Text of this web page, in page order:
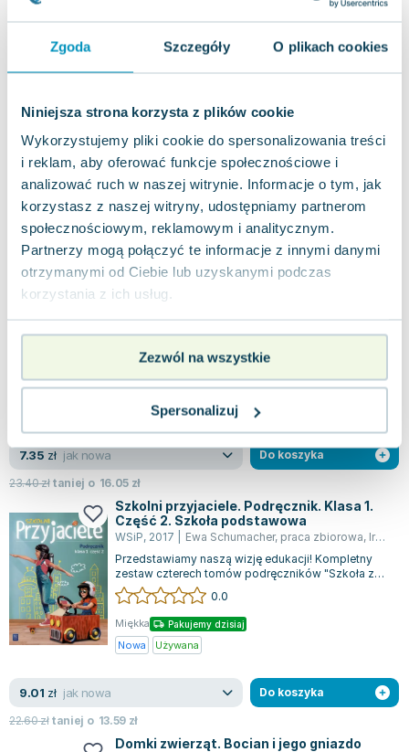
Zgoda Szczegóły O plikach cookies
Niniejsza strona korzysta z plików cookie
Wykorzystujemy pliki cookie do spersonalizowania treści
i reklam, aby oferować funkcje społecznościowe i
analizować ruch w naszej witrynie. Informacje o tym, jak
korzystasz z naszej witryny, udostępniamy partnerom
społecznościowym, reklamowym i analitycznym.
Partnerzy mogą połączyć te informacje z innymi danymi
otrzymanymi od Ciebie lub uzyskanymi podczas
korzystania z ich usług.
Zezwól na wszystkie
Spersonalizuj
23.40zł
Część 2. Szkoła podstawowa
zagadnieniach z edukacji polonistycznej, spo...
0.0
Miękka Pakujemy dzisiaj
Nowa Używana Wyprzedaż
zł
25.90złtaniej o17.90 zł
Do koszyka
Szkolni przyjaciele. Karty ćwiczeń. Klasa 3.
Część 3. Szkoła podstawowa
WSiP ,2019
W kartach ćwiczeń zgromadzono szeroki wachlarz
zadań, które pomagają rozwijać umiejętności
językowe i poznawcze uczniów. Znajdziem...
0.0
Miękka Pakujemy dzisiaj
Używana Wyprzedaż
7.35 zł jak nowa
23.40złtaniej o 16.05 zł
Do koszyka
Szkolni przyjaciele. Podręcznik. Klasa 1.
Część 2. Szkoła podstawowa
WSiP, 2017 Ewa Schumacher, praca zbiorowa, Irena Zarzycka
Przedstawiamy naszą wizję edukacji! Kompletny
zestaw czterech tomów podręczników "Szkoła z
pomysłem" dla klasy pierwszej to pewnoś...
0.0
Miękka Pakujemy dzisiaj
Nowa Używana
9.01 zł jak nowa
22.60złtaniej o 13.59 zł
Do koszyka
Domki zwierząt. Bocian i jego gniazdo